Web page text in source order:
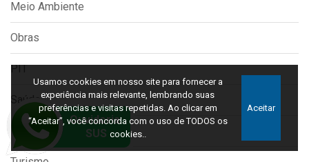
Meio Ambiente
Obras
PIT
Saúde
SISBI
Usamos cookies em nosso site para fornecer a
experiência mais relevante, lembrando suas
preferências e visitas repetidas. Ao clicar em
“Aceitar”, você concorda com o uso de TODOS os
cookies..
Aceitar